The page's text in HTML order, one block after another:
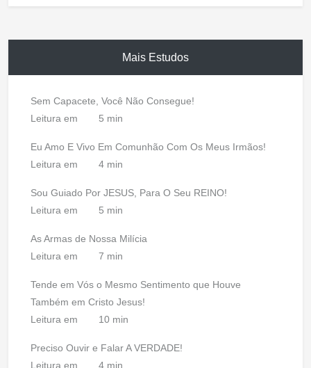
Mais Estudos
Sem Capacete, Você Não Consegue!
Leitura em
5 min
Eu Amo E Vivo Em Comunhão Com Os Meus Irmãos!
Leitura em
4 min
Sou Guiado Por JESUS, Para O Seu REINO!
Leitura em
5 min
As Armas de Nossa Milícia
Leitura em
7 min
Tende em Vós o Mesmo Sentimento que Houve
Também em Cristo Jesus!
Leitura em
10 min
Preciso Ouvir e Falar A VERDADE!
Leitura em
4 min